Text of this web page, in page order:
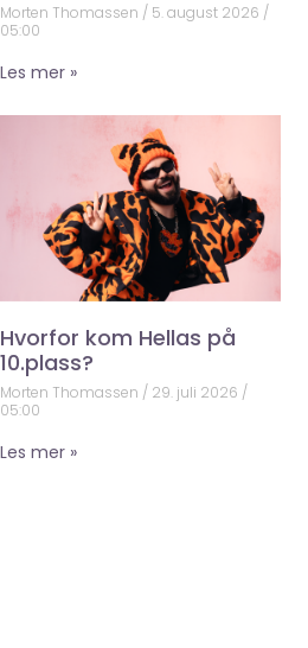
Morten Thomassen
5. august 2026
05:00
Les mer »
Hvorfor kom Hellas på
10.plass?
Morten Thomassen
29. juli 2026
05:00
Les mer »